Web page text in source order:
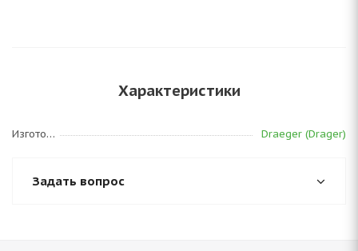
Характеристики
Изготовитель Draeger (Drager)
Задать вопрос